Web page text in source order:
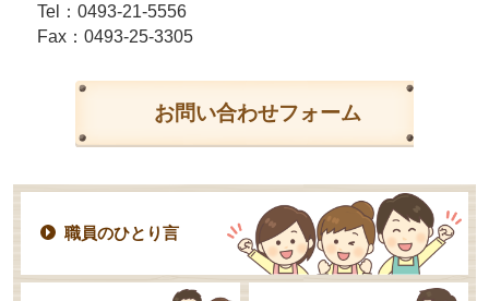
Tel： 0493-21-5556
Fax：0493-25-3305
お問い合わせフォーム
職員のひとり言